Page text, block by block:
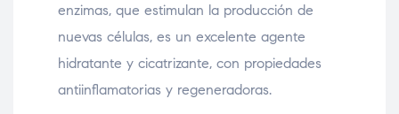
enzimas, que estimulan la producción de
nuevas células, es un excelente agente
hidratante y cicatrizante, con propiedades
antiinflamatorias y regeneradoras.